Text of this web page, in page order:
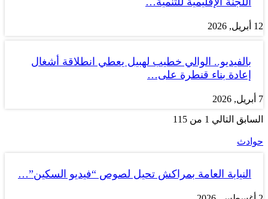
12 أبريل, 2026
بالفيديو.. الوالي خطيب لهبيل يعطي انطلاقة أشغال
إعادة بناء قنطرة على…
7 أبريل, 2026
السابق التالي 1 من 115
حوادث
النيابة العامة بمراكش تحيل لصوص “فيديو السكين”…